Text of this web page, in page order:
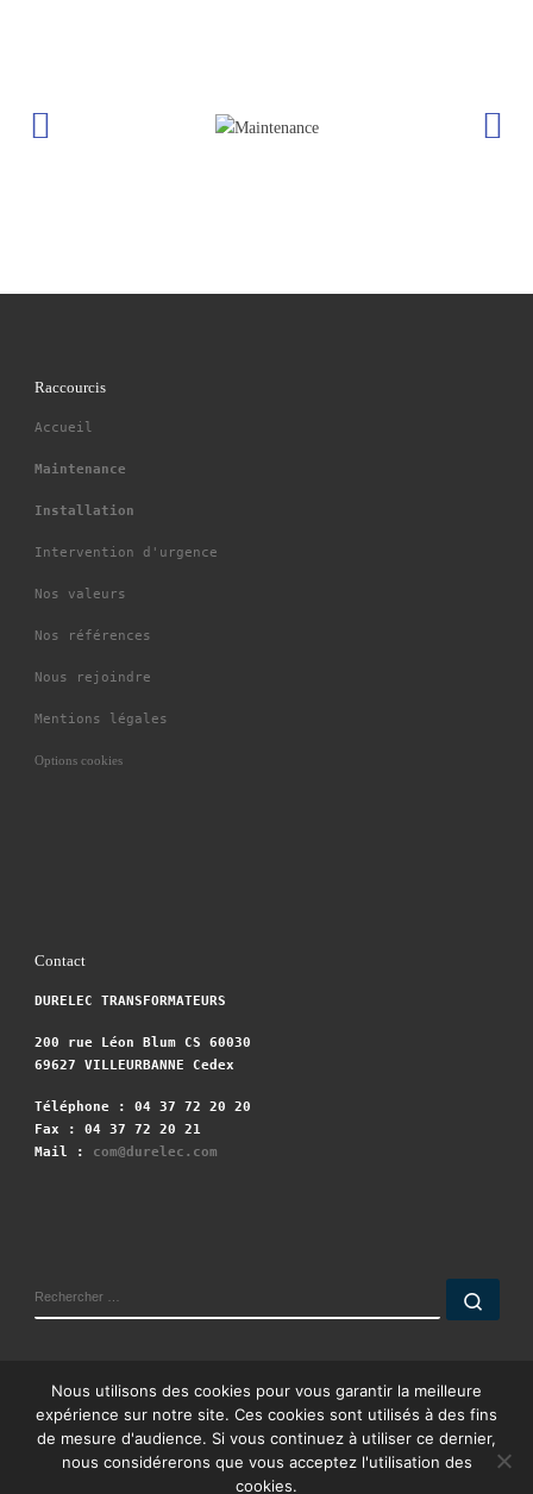
Raccourcis
Accueil
Maintenance
Installation
Intervention d'urgence
Nos valeurs
Nos références
Nous rejoindre
Mentions légales
Options cookies
Contact
DURELEC TRANSFORMATEURS
200 rue Léon Blum CS 60030
69627 VILLEURBANNE Cedex
Téléphone : 04 37 72 20 20
Fax : 04 37 72 20 21
Mail :
com@durelec.com
© 2026DURELEC TRANSFORMATEURS– Tous droits réservés
Propulsé parWP– Réalisé avec theThème Customizr
Nous utilisons des cookies pour vous garantir la meilleure
expérience sur notre site. Ces cookies sont utilisés à des fins
de mesure d'audience. Si vous continuez à utiliser ce dernier,
nous considérerons que vous acceptez l'utilisation des
cookies.